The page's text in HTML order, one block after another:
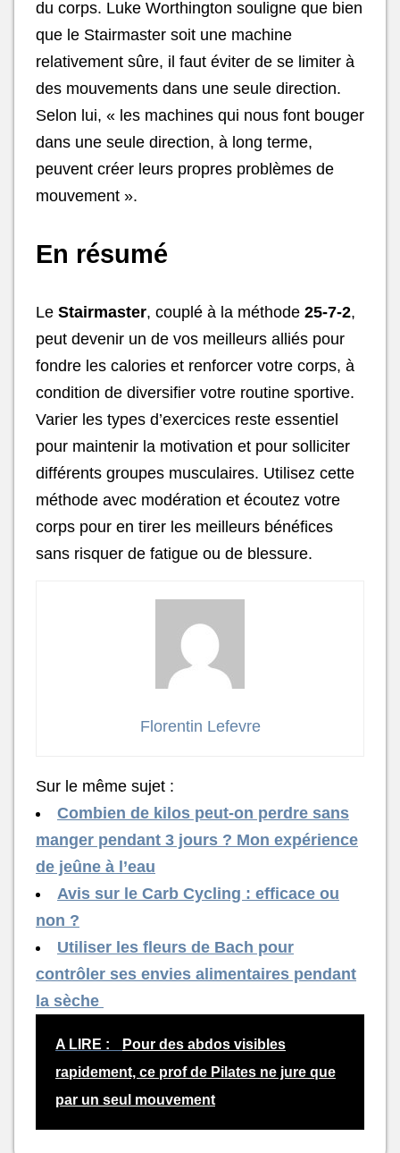
du corps. Luke Worthington souligne que bien
que le Stairmaster soit une machine
relativement sûre, il faut éviter de se limiter à
des mouvements dans une seule direction.
Selon lui, « les machines qui nous font bouger
dans une seule direction, à long terme,
peuvent créer leurs propres problèmes de
mouvement ».
En résumé
Le Stairmaster, couplé à la méthode 25-7-2,
peut devenir un de vos meilleurs alliés pour
fondre les calories et renforcer votre corps, à
condition de diversifier votre routine sportive.
Varier les types d’exercices reste essentiel
pour maintenir la motivation et pour solliciter
différents groupes musculaires. Utilisez cette
méthode avec modération et écoutez votre
corps pour en tirer les meilleurs bénéfices
sans risquer de fatigue ou de blessure.
Florentin Lefevre
Sur le même sujet :
Combien de kilos peut-on perdre sans
manger pendant 3 jours ? Mon expérience
de jeûne à l’eau
Avis sur le Carb Cycling : efficace ou
non ?
Utiliser les fleurs de Bach pour
contrôler ses envies alimentaires pendant
la sèche
A LIRE :
Pour des abdos visibles
rapidement, ce prof de Pilates ne jure que
par un seul mouvement